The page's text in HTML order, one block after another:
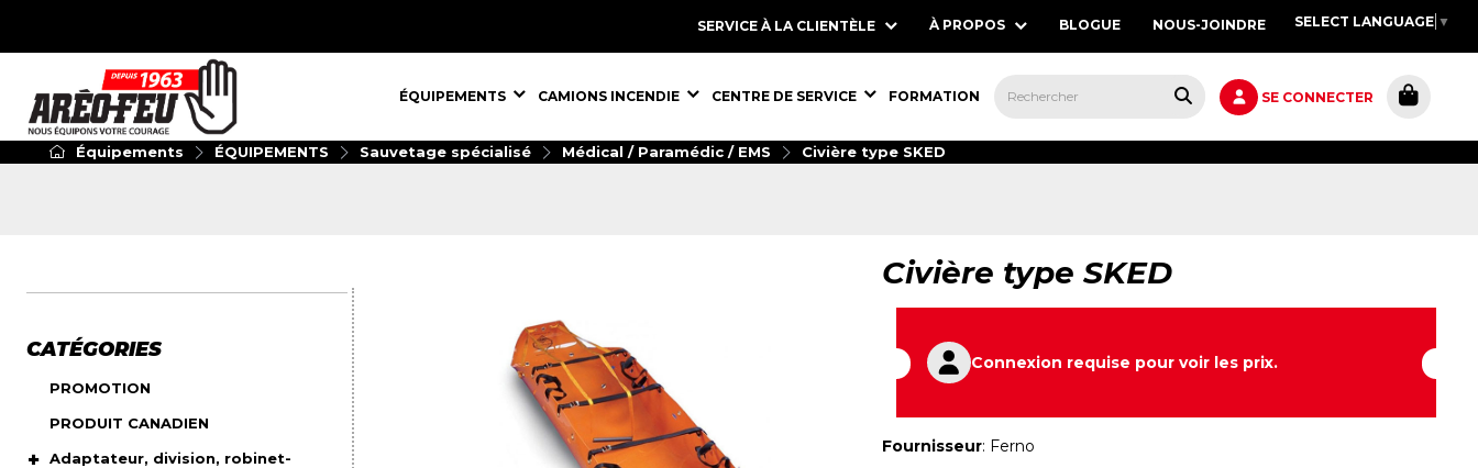
SERVICE À LA CLIENTÈLE À PROPOS BLOGUE NOUS-JOINDRE SELECT LANGUAGE ▼
SE CONNECTER
ÉQUIPEMENTS,
ÉQUIPEMENTS ÉQUIPEMENTS,
CAMIONS INCENDIE ÉQUIPEMENTS,
CENTRE DE SERVICE ÉQUIPEMENTS,
FORMATION
Équipements ÉQUIPEMENTS Sauvetage spécialisé Médical / Paramédic / EMS Civière type SKED
CATÉGORIES
PROMOTION
PRODUIT CANADIEN
Adaptateur, division, robinet-
Civière type SKED
Connexion requise pour voir les prix.
Fournisseur: Ferno